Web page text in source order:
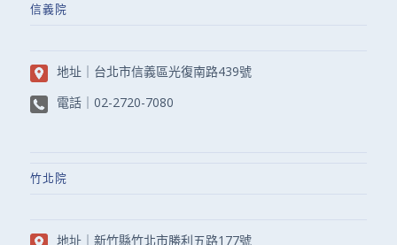
信義院
地址｜ 台北市信義區光復南路439號
電話｜ 02-2720-7080
竹北院
地址｜ 新竹縣竹北市勝利五路177號